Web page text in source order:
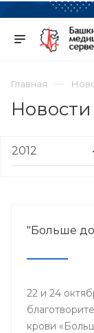
Главная
Новости
"Больше
22 и 24
крови